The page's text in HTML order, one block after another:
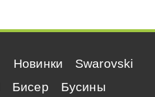
Новинки
Swarovski
Бисер
Бусины